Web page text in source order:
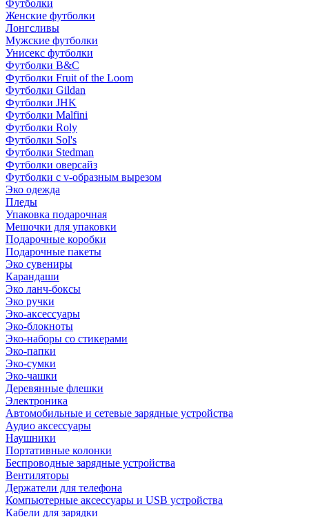
Футболки
Женские футболки
Лонгсливы
Мужские футболки
Унисекс футболки
Футболки B&C
Футболки Fruit of the Loom
Футболки Gildan
Футболки JHK
Футболки Malfini
Футболки Roly
Футболки Sol's
Футболки Stedman
Футболки оверсайз
Футболки с v-образным вырезом
Эко одежда
Пледы
Упаковка подарочная
Мешочки для упаковки
Подарочные коробки
Подарочные пакеты
Эко сувениры
Карандаши
Эко ланч-боксы
Эко ручки
Эко-аксессуары
Эко-блокноты
Эко-наборы со стикерами
Эко-папки
Эко-сумки
Эко-чашки
Деревянные флешки
Электроника
Автомобильные и сетевые зарядные устройства
Аудио аксессуары
Наушники
Портативные колонки
Беспроводные зарядные устройства
Вентиляторы
Держатели для телефона
Компьютерные аксессуары и USB устройства
Кабели для зарядки